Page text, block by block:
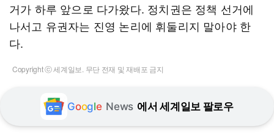
거가 하루 앞으로 다가왔다. 정치권은 정책 선거에
나서고 유권자는 진영 논리에 휘둘리지 말아야 한
다.
Copyright ⓒ 세계일보. 무단 전재 및 재배포 금지
Google News 에서 세계일보 팔로우